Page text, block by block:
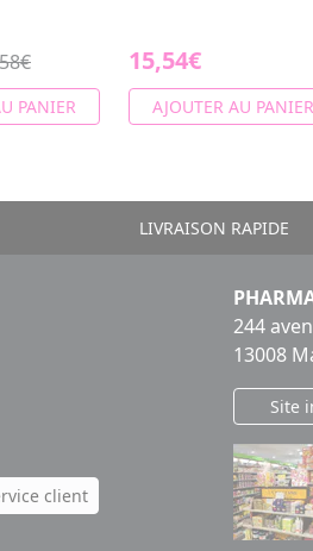
PANIER
15,54€
AJOUTER AU PANIER
LIVRAISON RAPIDE
client
244
13008
Site